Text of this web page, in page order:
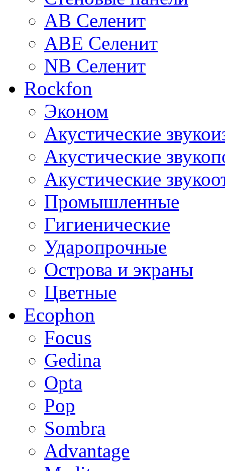
AB Селенит
ABE Селенит
NB Селенит
Rockfon
Эконом
Акустические
Акустические
Акустические
Промышленные
Гигиенические
Ударопрочные
Острова и экраны
Цветные
Ecophon
Focus
Gedina
Opta
Pop
Sombra
Advantage